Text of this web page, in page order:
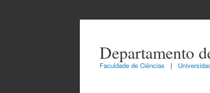
Departamento
Faculdade de Ciências |